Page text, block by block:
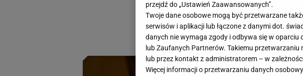
Jesienią i zimą w naszym domu
wyrządzić poważne szkody w
pozbywam się ich od razu.
przejdź do „Ustawień Zaawansowanych”.
Twoje dane osobowe mogą być przetwarzane
serwisów i aplikacji lub łączone z danymi dot.
danych nie wymaga zgody i odbywa się w oparciu
lub Zaufanych Partnerów. Takiemu
lub przez kontakt z administratorem – w
Więcej informacji o przetwarzaniu danych